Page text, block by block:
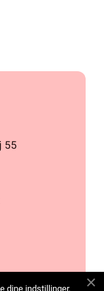
dine indstillinger,